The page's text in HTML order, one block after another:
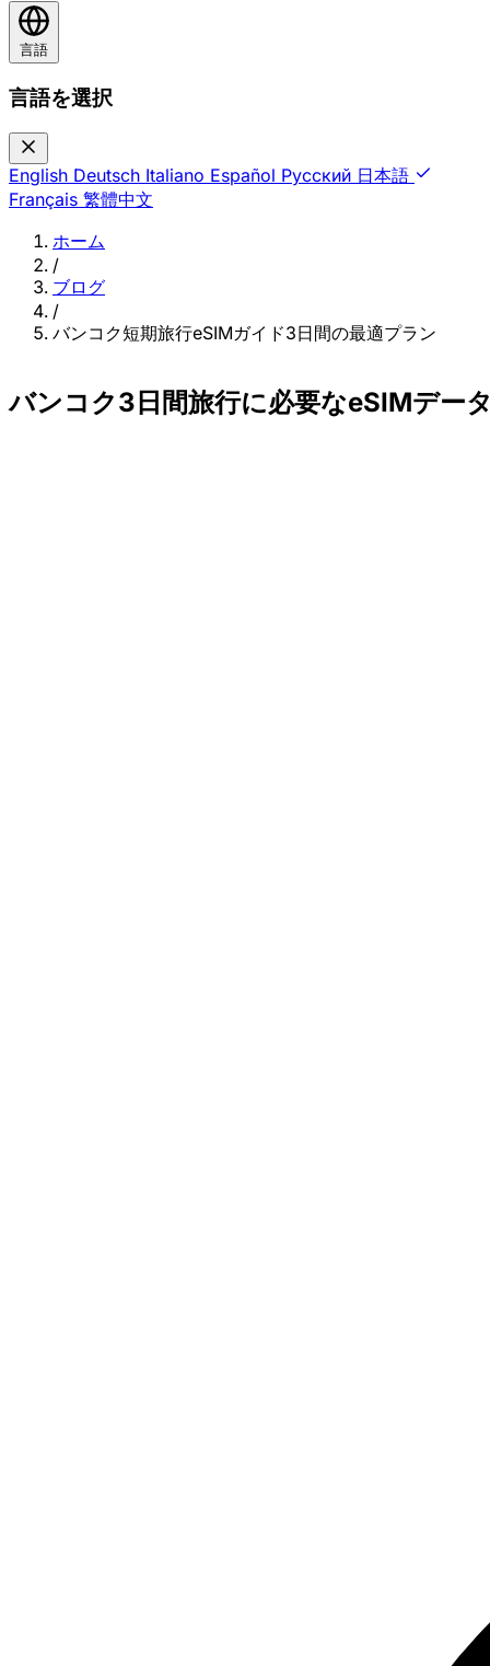
言語
言語を選択
English Deutsch Italiano Español Русский 日本語
Français 繁體中文
ホーム
/
ブログ
/
バンコク短期旅行eSIMガイド3日間の最適プラン
バンコク3日間旅行に必要なeSIMデー